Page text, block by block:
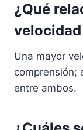
¿Qué
Una mayor
comprensión;
entre ambos.